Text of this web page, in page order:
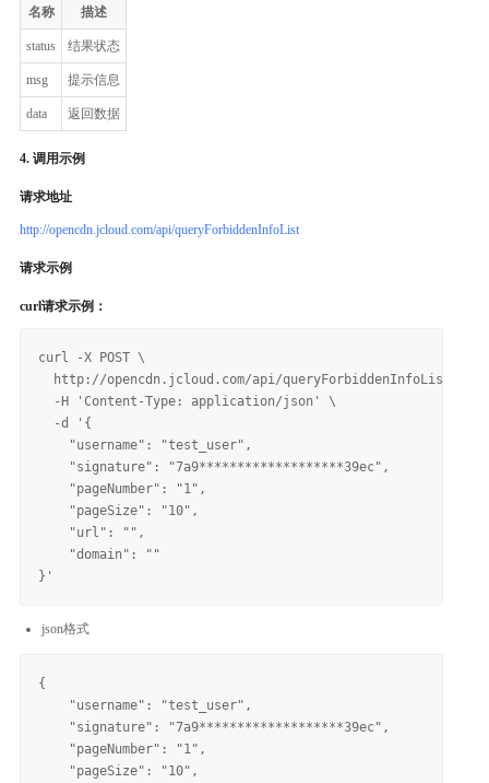
名称 描述
status 结果状态
msg 提示信息
data 返回数据
4. 调用示例
请求地址
http://opencdn.jcloud.com/api/queryForbiddenInfoList
请求示例
curl请求示例：
curl -X POST \
  http://opencdn.jcloud.com/api/queryForbiddenInfoList \
  -H 'Content-Type: application/json' \
  -d '{
    "username": "test_user",
    "signature": "7a9*******************39ec",
    "pageNumber": "1",
    "pageSize": "10",
    "url": "",
    "domain": ""
json格式
{
    "username": "test_user",
    "signature": "7a9*******************39ec",
    "pageNumber": "1",
    "pageSize": "10",